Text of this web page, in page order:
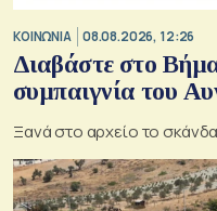
ΚΟΙΝΩΝΙΑ 08.08.2026, 12:26
Διαβάστε στο
συμπαιγνία του
Ξανά στο αρχείο το